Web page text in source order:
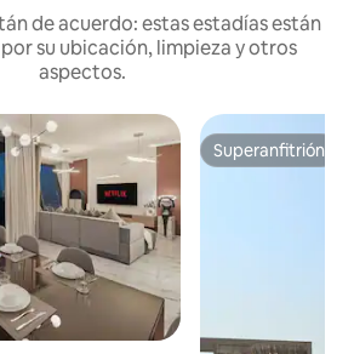
de acuerdo: estas estadías están
su ubicación, limpieza y otros
aspectos.
Superanfitrión
Superanfitrión